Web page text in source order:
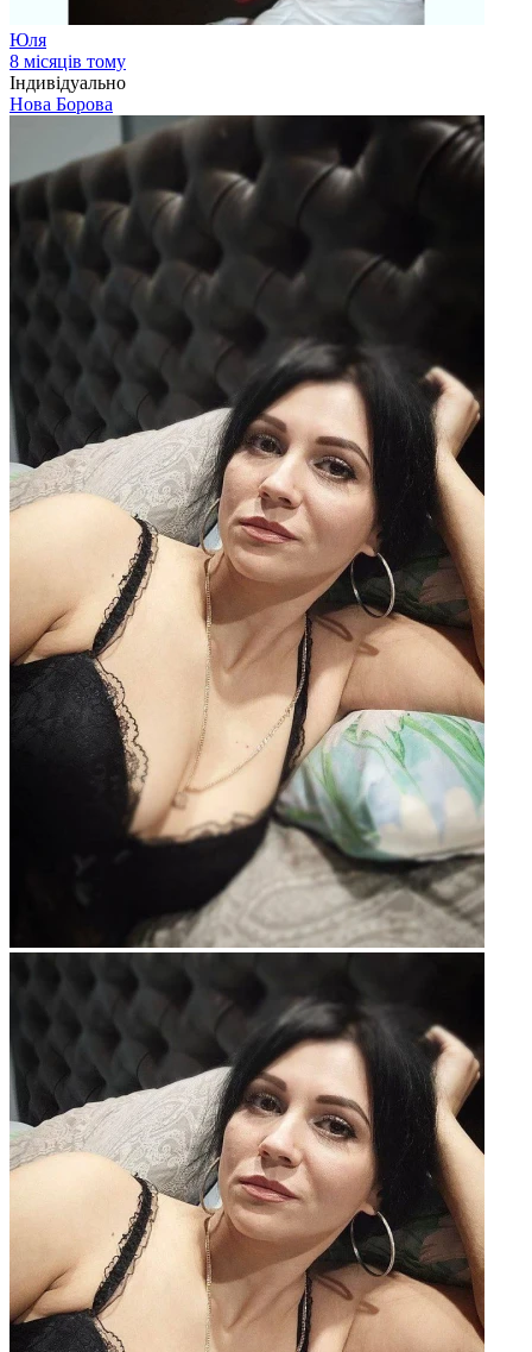
Юля
8 місяців тому
Індивідуально
Нова Борова